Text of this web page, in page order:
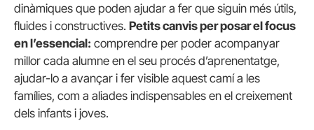
dinàmiques que poden ajudar a fer que siguin més útils,
fluides i constructives. Petits canvis per posar el focus
en l’essencial: comprendre per poder acompanyar
millor cada alumne en el seu procés d’aprenentatge,
ajudar-lo a avançar i fer visible aquest camí a les
famílies, com a aliades indispensables en el creixement
dels infants i joves.